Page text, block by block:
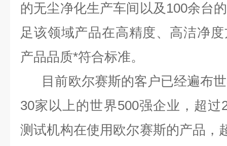
的无尘净化生产车间以及100余台
足该领域产品在高精度、高洁净
产品品质*符合标准。
目前欧尔赛斯的客户已经遍布世
30家以上的世界500强企业，超
测试机构在使用欧尔赛斯的产品，